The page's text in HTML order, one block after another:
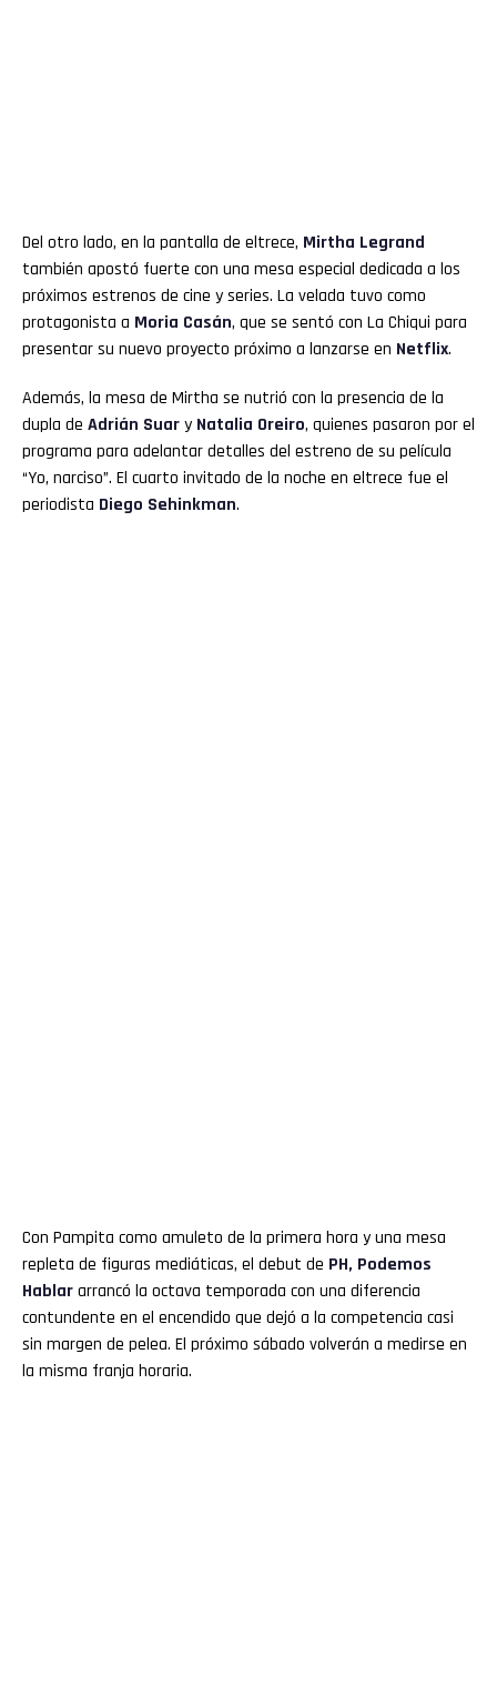
Del otro lado, en la pantalla de eltrece, Mirtha Legrand
también apostó fuerte con una mesa especial dedicada a los
próximos estrenos de cine y series. La velada tuvo como
protagonista a Moria Casán, que se sentó con La Chiqui para
presentar su nuevo proyecto próximo a lanzarse en Netflix.
Además, la mesa de Mirtha se nutrió con la presencia de la
dupla de Adrián Suary Natalia Oreiro, quienes pasaron por el
programa para adelantar detalles del estreno de su película
“Yo, narciso”. El cuarto invitado de la noche en eltrece fue el
periodista Diego Sehinkman.
Con Pampita como amuleto de la primera hora y una mesa
repleta de figuras mediáticas, el debut de PH, Podemos
Hablararrancó la octava temporada con una diferencia
contundente en el encendido que dejó a la competencia casi
sin margen de pelea. El próximo sábado volverán a medirse en
la misma franja horaria.